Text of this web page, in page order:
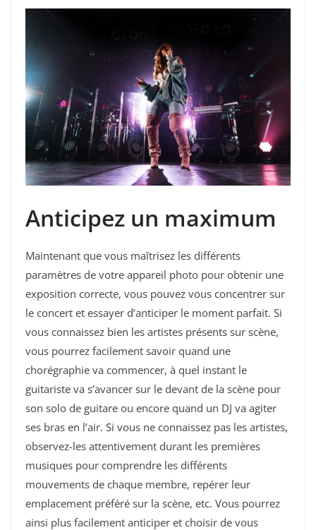
Anticipez un maximum
Maintenant que vous maîtrisez les différents
paramètres de votre appareil photo pour obtenir une
exposition correcte, vous pouvez vous concentrer sur
le concert et essayer d’anticiper le moment parfait. Si
vous connaissez bien les artistes présents sur scène,
vous pourrez facilement savoir quand une
chorégraphie va commencer, à quel instant le
guitariste va s’avancer sur le devant de la scène pour
son solo de guitare ou encore quand un DJ va agiter
ses bras en l’air. Si vous ne connaissez pas les artistes,
observez-les attentivement durant les premières
musiques pour comprendre les différents
mouvements de chaque membre, repérer leur
emplacement préféré sur la scène, etc. Vous pourrez
ainsi plus facilement anticiper et choisir de vous